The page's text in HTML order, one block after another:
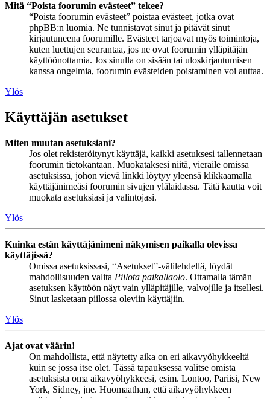
Mitä “Poista foorumin evästeet” tekee?
“Poista foorumin evästeet” poistaa evästeet, jotka ovat
phpBB:n luomia. Ne tunnistavat sinut ja pitävät sinut
kirjautuneena foorumille. Evästeet tarjoavat myös toimintoja,
kuten luettujen seurantaa, jos ne ovat foorumin ylläpitäjän
käyttöönottamia. Jos sinulla on sisään tai uloskirjautumisen
kanssa ongelmia, foorumin evästeiden poistaminen voi auttaa.
Ylös
Käyttäjän asetukset
Miten muutan asetuksiani?
Jos olet rekisteröitynyt käyttäjä, kaikki asetuksesi tallennetaan
foorumin tietokantaan. Muokataksesi niitä, vieraile omissa
asetuksissa, johon vievä linkki löytyy yleensä klikkaamalla
käyttäjänimeäsi foorumin sivujen ylälaidassa. Tätä kautta voit
muokata asetuksiasi ja valintojasi.
Ylös
Kuinka estän käyttäjänimeni näkymisen paikalla olevissa
käyttäjissä?
Omissa asetuksissasi, “Asetukset”-välilehdellä, löydät
mahdollisuuden valita Piilota paikallaolo. Ottamalla tämän
asetuksen käyttöön näyt vain ylläpitäjille, valvojille ja itsellesi.
Sinut lasketaan piilossa oleviin käyttäjiin.
Ylös
Ajat ovat väärin!
On mahdollista, että näytetty aika on eri aikavyöhykkeeltä
kuin se jossa itse olet. Tässä tapauksessa valitse omista
asetuksista oma aikavyöhykkeesi, esim. Lontoo, Pariisi, New
York, Sidney, jne. Huomaathan, että aikavyöhykkeen